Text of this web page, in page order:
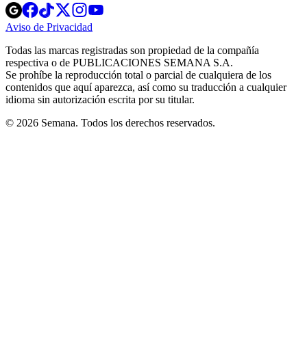
Opens
in
new
Opens
in
new
Opens
in
new
window
Opens
new
windowwindow
Aviso de Privacidad
new
window
Todas las marcas registradas son propiedad de la compañía
respectiva o de PUBLICACIONES SEMANA S.A.
Se prohíbe la reproducción total o parcial de cualquiera de los
contenidos que aquí aparezca, así como su traducción a cualquier
idioma sin autorización escrita por su titular.
© 2026 Semana. Todos los derechos reservados.